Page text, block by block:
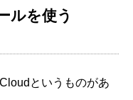
ルを使う
というものがあ